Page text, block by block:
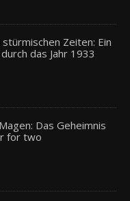
Zeiten: Ein
das Jahr 1933
Das Geheimnis
for two